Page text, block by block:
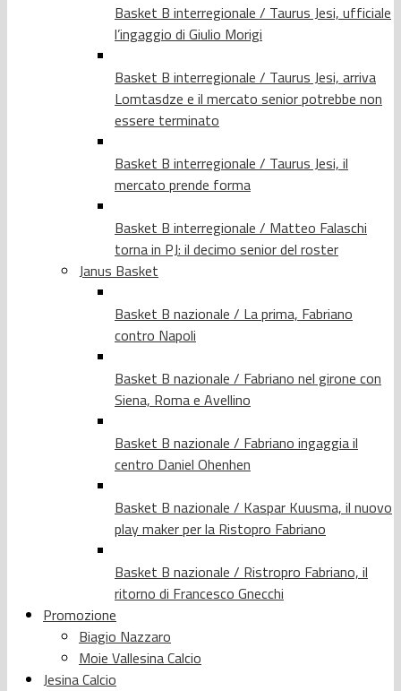
Basket B interregionale / Taurus Jesi, ufficiale
l’ingaggio di Giulio Morigi
Basket B interregionale / Taurus Jesi, arriva
Lomtasdze e il mercato senior potrebbe non
essere terminato
Basket B interregionale / Taurus Jesi, il
mercato prende forma
Basket B interregionale / Matteo Falaschi
torna in PJ: il decimo senior del roster
Janus Basket
Basket B nazionale / La prima, Fabriano
contro Napoli
Basket B nazionale / Fabriano nel girone con
Siena, Roma e Avellino
Basket B nazionale / Fabriano ingaggia il
centro Daniel Ohenhen
Basket B nazionale / Kaspar Kuusma, il nuovo
play maker per la Ristopro Fabriano
Basket B nazionale / Ristropro Fabriano, il
ritorno di Francesco Gnecchi
Promozione
Biagio Nazzaro
Moie Vallesina Calcio
Jesina Calcio